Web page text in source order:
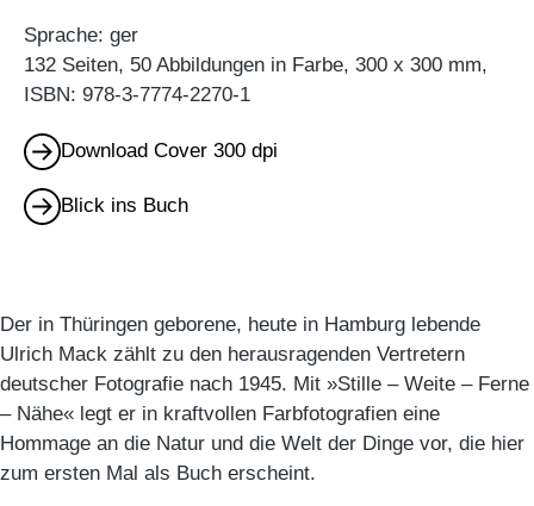
Sprache: ger
132 Seiten, 50 Abbildungen in Farbe, 300 x 300 mm,
ISBN: 978-3-7774-2270-1
Download Cover 300 dpi
Blick ins Buch
Der in Thüringen geborene, heute in Hamburg lebende
Ulrich Mack zählt zu den herausragenden Vertretern
deutscher Fotografie nach 1945. Mit »Stille – Weite – Ferne
– Nähe« legt er in kraftvollen Farbfotografien eine
Hommage an die Natur und die Welt der Dinge vor, die hier
zum ersten Mal als Buch erscheint.